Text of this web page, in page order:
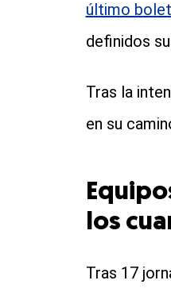
último
definidos
Tras la
en su
los
Tras 17